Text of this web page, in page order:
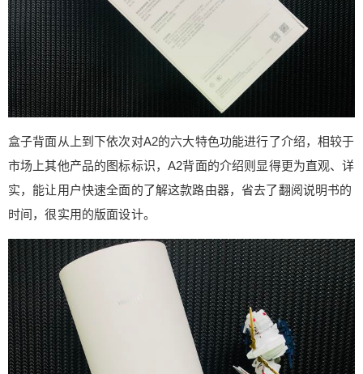
盒子背面从上到下依次对A2的六大特色功能进行了介绍，相较于
市场上其他产品的图标标识，A2背面的介绍则显得更为直观、详
实，能让用户快速全面的了解这款路由器，省去了翻阅说明书的
时间，很实用的版面设计。
2的配置功能还是比较丰富的。华为A2支持VPN设
置，设置好之后就可以在家中通过VPN直连对应的
服务器资源，对于公司资源需要内网登陆环境的朋
友是一个实用的功能。 UPnP，通用即插即用，就
是让互联网上的计算机可以远程访问位于该路由器
下处于局域网环境的资源服务。 智联功能，该功能
提供多个支持“智联”功能的设备互联，可以组成一个
智能的 Wi-Fi 无缝漫游网络。在这个“智联”网络中，
所有设备的参数和主路由一致，如 Wi-Fi 名称、密
码、登录密码、Wi-Fi 定时关闭、Wi-Fi 黑白名单、
时区和自动升级设置等。当主路由修改设备参数
区域，无论是客厅、书房还是卧室，您的无线上网
设备都可以在这个网络中实现无缝漫游。 动态域名
服务及DMZ主机服务。为何将这两个功能放在一起
介绍，这要先从这两个功能的原理说起。简单来
讲，路由器提供的DMZ主机功能就是将局域网内的
服务器or计算机完全暴露在互联网上，让未处于当